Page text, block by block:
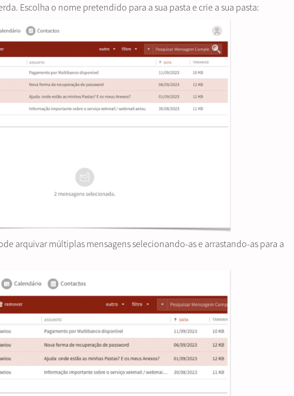
Escolha o nome pretendido para a sua pasta e crie a sua pasta:
arquivar múltiplas mensagens selecionando-as e arrastando-as para a